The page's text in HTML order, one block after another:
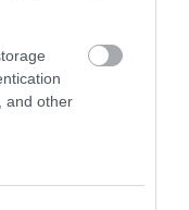
and other